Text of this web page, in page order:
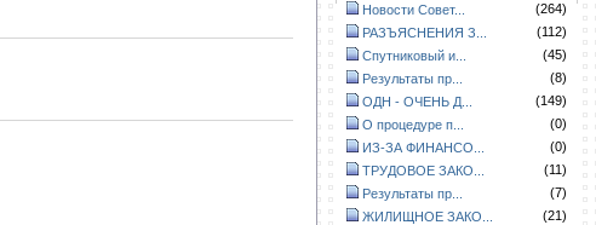
Новости Совет...
(264)
РАЗЪЯСНЕНИЯ З...
(112)
Спутниковый и...
(45)
Результаты пр...
(8)
ОДН - ОЧЕНЬ Д...
(149)
О процедуре п...
(0)
ИЗ-ЗА ФИНАНСО...
(0)
ТРУДОВОЕ ЗАКО...
(11)
Результаты пр...
(7)
ЖИЛИЩНОЕ ЗАКО...
(21)